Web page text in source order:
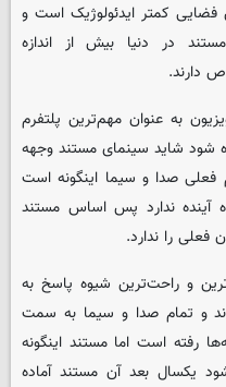
فضایی کمتر ایدئولوژیک است و
در دنیا بیش از اندازه
دارند.
به عنوان مهم‌ترین پلتفرم
شود شاید سینمای مستند وجهه
صدا و سیما اینگونه است
آینده ندارد پس اساس مستند
فعلی را ندارد.
و راحت‌ترین شیوه پاسخ به
و تمام صدا و سیما به سمت
رفته است اما مستند اینگونه
یکسال بعد آن مستند آماده